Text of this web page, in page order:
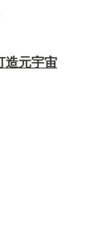
造元宇宙